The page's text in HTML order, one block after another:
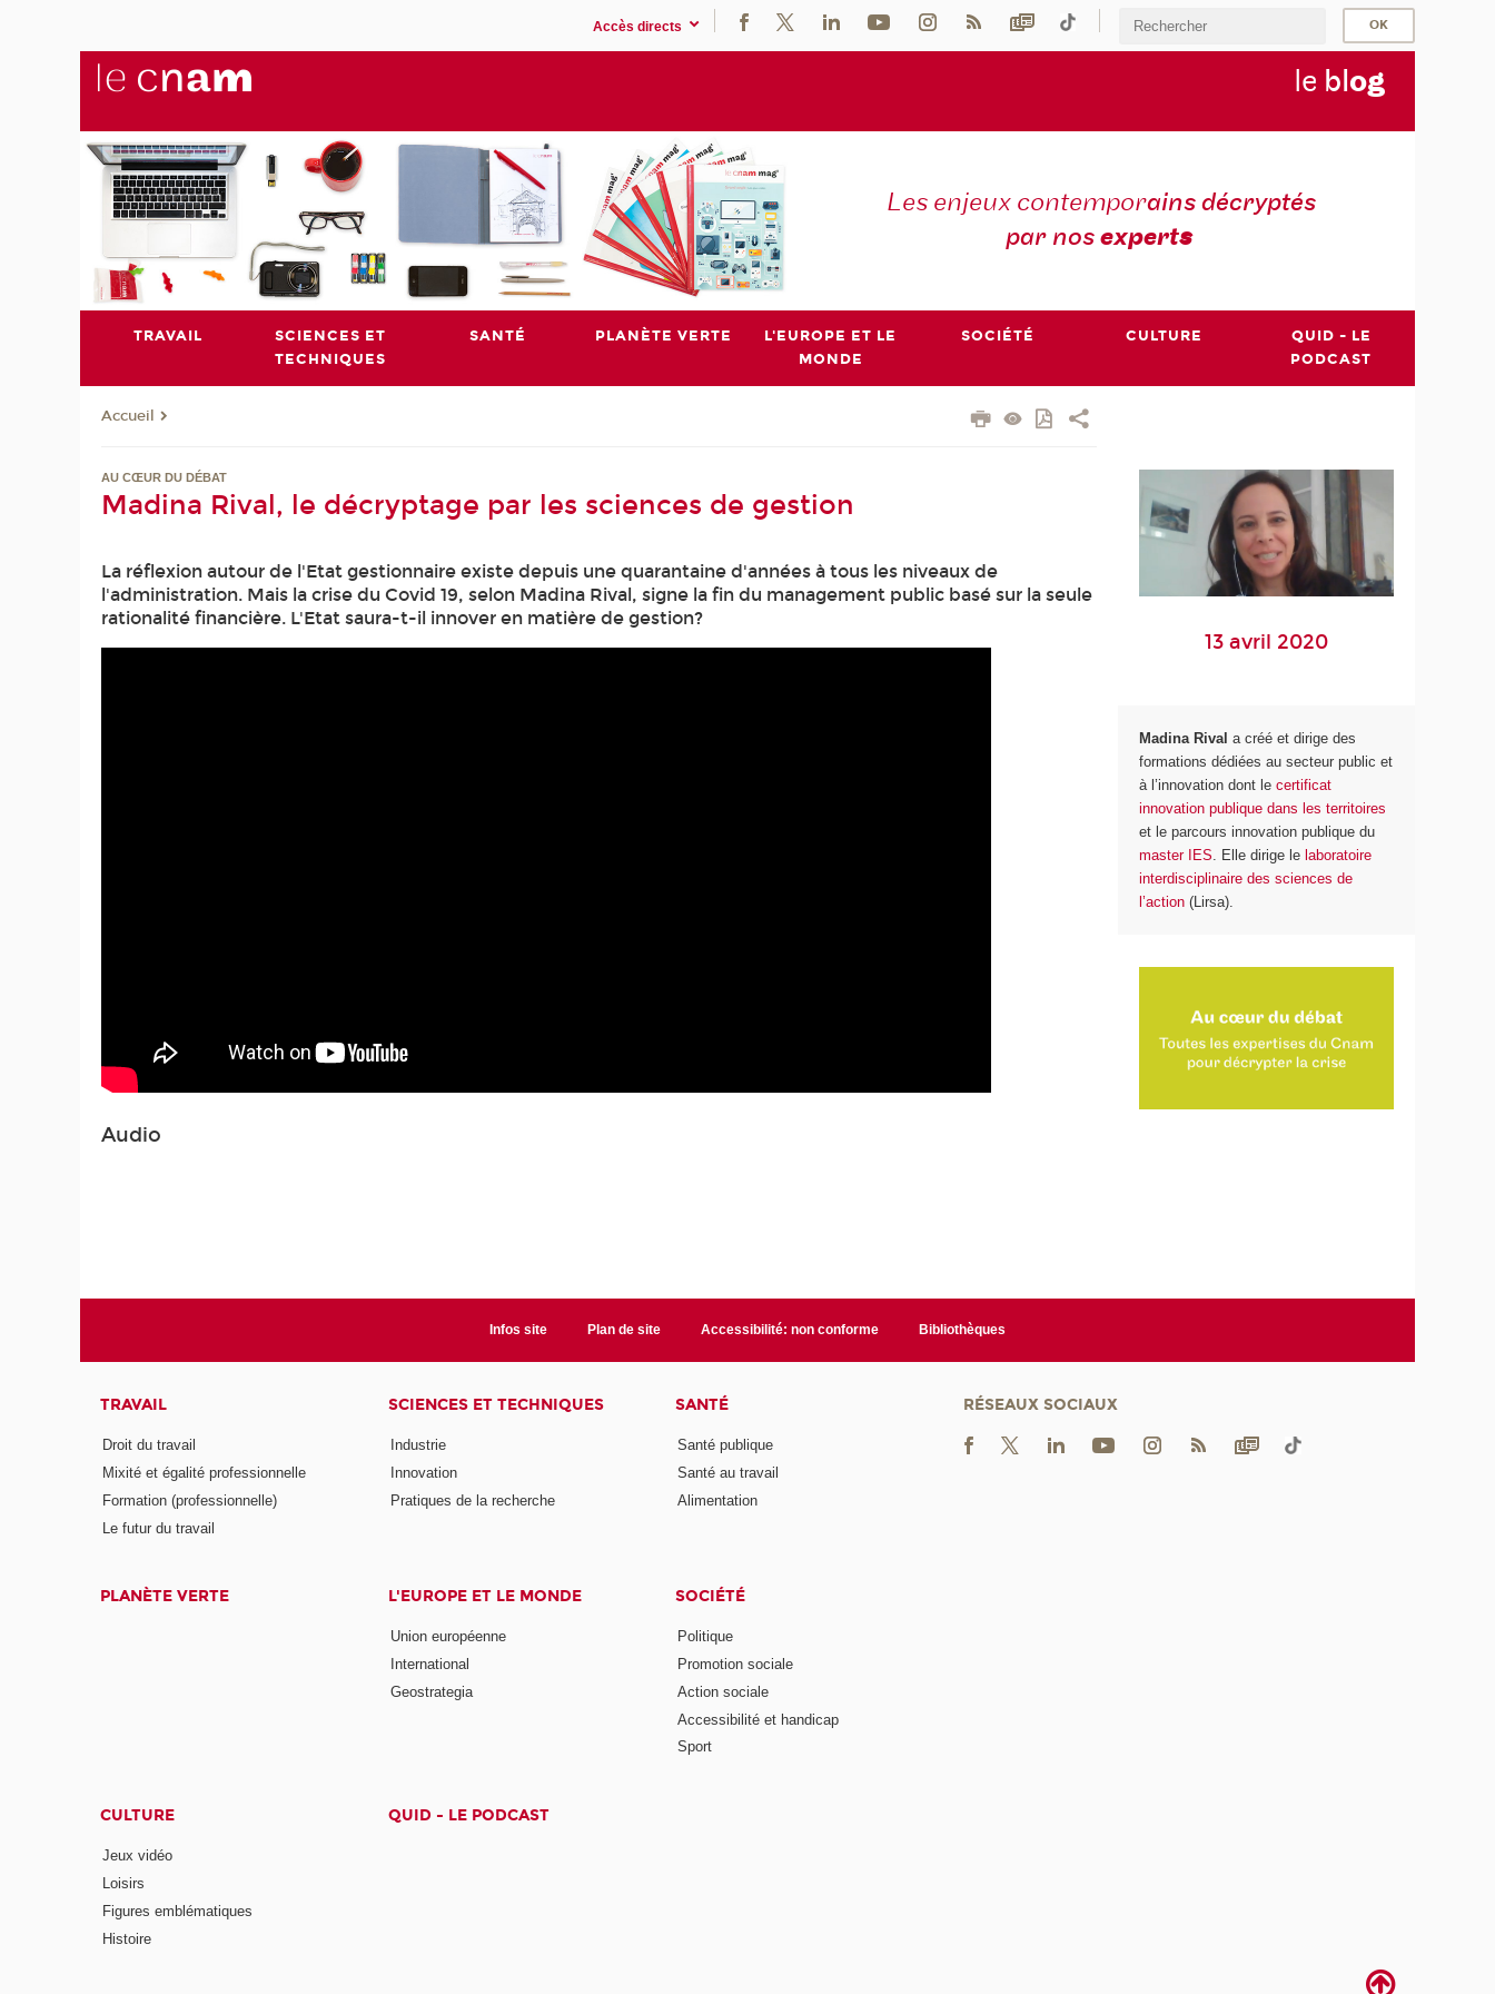
Accès directs
le blog
Les enjeux contemporains décryptés
par nosexperts
TRAVAIL
SCIENCES ET
TECHNIQUES
SANTÉ PLANÈTE VERTE
L'EUROPE ET LE
MONDE
SOCIÉTÉ CULTURE
QUID - LE
PODCAST
Accueil
AU CŒUR DU DÉBAT
Madina Rival, le décryptage par les sciences de gestion
La réflexion autour de l'Etat gestionnaire existe depuis une quarantaine d'années à tous les niveaux de
l'administration. Mais la crise du Covid 19, selon Madina Rival, signe la fin du management public basé sur la seule
rationalité financière. L'Etat saura-t-il innover en matière de gestion?
Audio
13 avril 2020
Madina Rivala créé et dirige des
formations dédiées au secteur public et
à l’innovation dont lecertificat
innovation publique dans les territoires
et le parcours innovation publique du
master IES . Elle dirige le laboratoire
interdisciplinaire des sciences de
l’action (Lirsa).
Infos site Plan de site Accessibilité: non conforme Bibliothèques
TRAVAIL
Droit du travail
Mixité et égalité professionnelle
Formation (professionnelle)
Le futur du travail
SCIENCES ET TECHNIQUES
Industrie
Innovation
Pratiques de la recherche
SANTÉ
Santé publique
Santé au travail
Alimentation
PLANÈTE VERTE L'EUROPE ET LE MONDE
Union européenne
International
Geostrategia
SOCIÉTÉ
Politique
Promotion sociale
Action sociale
Accessibilité et handicap
Sport
CULTURE
Jeux vidéo
Loisirs
Figures emblématiques
Histoire
QUID - LE PODCAST
RÉSEAUX SOCIAUX